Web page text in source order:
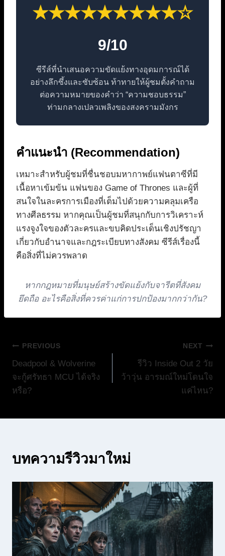
★★★★★★★★★☆
9/10
ซีรีส์ที่นำเสนอความขัดแย้งทางอุดมการณ์ได้
อย่างลึกซึ้งและซับซ้อน ท้าทายให้ผู้ชมตั้งคำถาม
ต่อความหมายของคำว่า “ความชอบธรรม”
ท่ามกลางเปลวเพลิงของสงครามมังกร
คำแนะนำ (Recommendation)
เหมาะสำหรับผู้ชมที่ชื่นชอบมหากาพย์แฟนตาซีที่มี
เนื้อหาเข้มข้น แฟนของ Game of Thrones และผู้ที่
สนใจในละครการเมืองที่เต็มไปด้วยความคลุมเครือ
ทางศีลธรรม หากคุณเป็นผู้ชมที่สนุกกับการวิเคราะห์
แรงจูงใจของตัวละครและขบคิดประเด็นเชิงปรัชญา
เกี่ยวกับอำนาจและกฎระเบียบทางสังคม ซีรีส์เรื่องนี้
คือสิ่งที่ไม่ควรพลาด
หากกฎหมายที่มนุษย์สร้างขัดแย้งกับจารีตที่สังคม
ยึดถือ อะไรคือสิ่งที่ควรค่าแก่การปกป้องมากกว่ากัน?
แนะแนว
เรื่อง
PREVIOUS
Deadpool & Wolverine
จะกู้ศรัทธา MCU ได้จริง
หรือ?
NEXT
รีวิว Inside Out 2 วัย
ว้าวุ่น อารมณ์ใหม่โดนใจ
แค่ไหน?
บทความรีวิวมาใหม่